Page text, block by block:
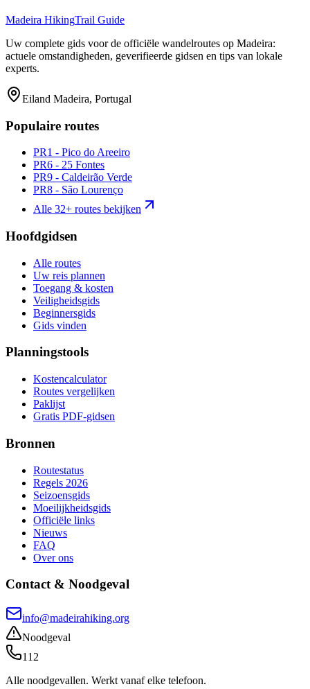
Madeira HikingTrail Guide
Uw complete gids voor de officiële wandelroutes op Madeira:
actuele omstandigheden, geverifieerde gidsen en tips van lokale
experts.
Eiland Madeira, Portugal
Populaire routes
PR1 - Pico do Areeiro
PR6 - 25 Fontes
PR9 - Caldeirão Verde
PR8 - São Lourenço
Alle 32+ routes bekijken
Hoofdgidsen
Alle routes
Uw reis plannen
Toegang & kosten
Veiligheidsgids
Beginnersgids
Gids vinden
Planningstools
Kostencalculator
Routes vergelijken
Paklijst
Gratis PDF-gidsen
Bronnen
Routestatus
Regels 2026
Seizoensgids
Moeilijkheidsgids
Officiële links
Nieuws
FAQ
Over ons
Contact & Noodgeval
info@madeirahiking.org
Noodgeval
112
Alle noodgevallen. Werkt vanaf elke telefoon.